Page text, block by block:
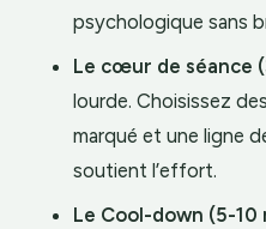
psychologique sans
Le cœur de séance
lourde. Choisissez
marqué et une ligne
soutient l’effort.
Le Cool-down (5-10